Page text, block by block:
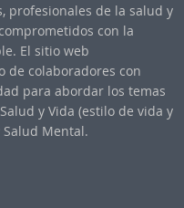
profesionales de la salud y
con la
El sitio web
de colaboradores con
para abordar los temas
y Vida (estilo de vida y
Salud Mental.